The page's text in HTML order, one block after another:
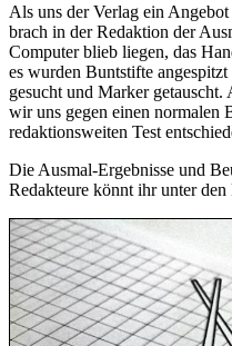
Als uns der Verlag ein
brach in der Redaktion der
Computer blieb liegen, das
es wurden Buntstifte
gesucht und Marker
wir uns gegen einen normalen
redaktionsweiten Test
Die Ausmal-Ergebnisse und
Redakteure könnt ihr unter